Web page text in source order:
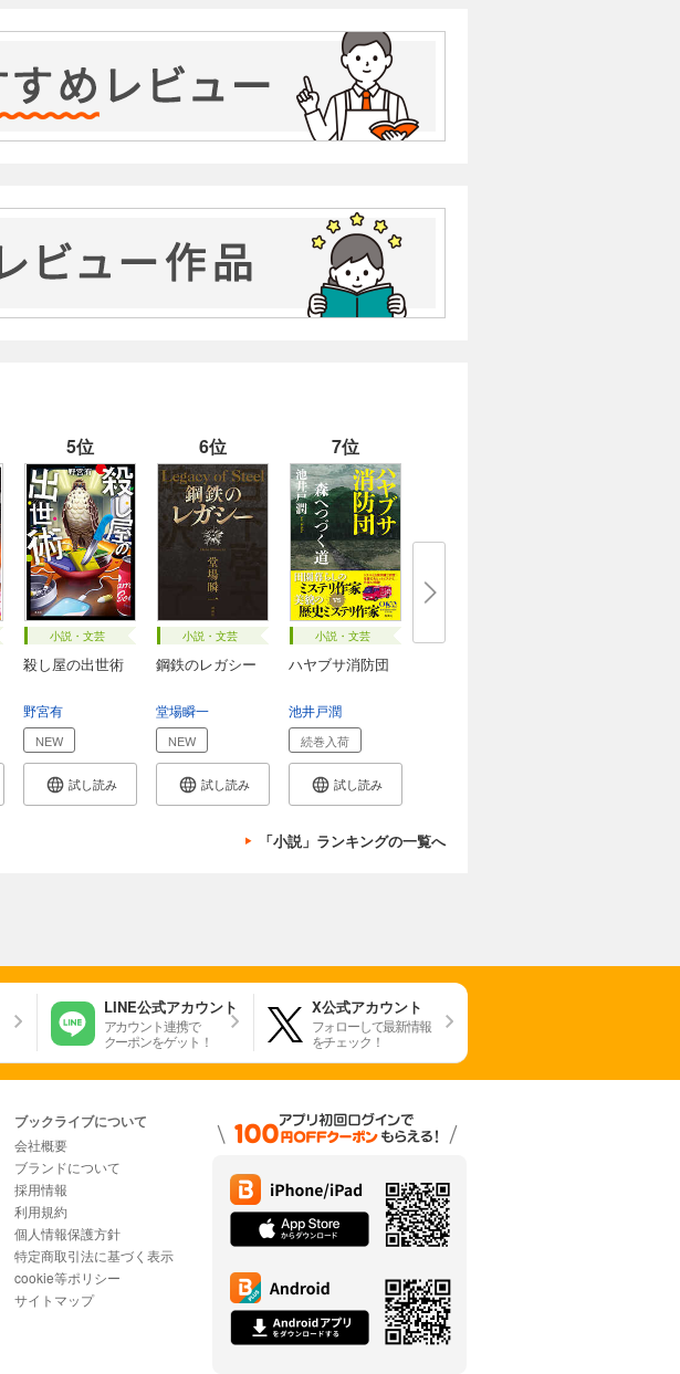
5位
小説・文芸
殺し屋の出世術
野宮有
NEW
試し読み
6位
小説・文芸
鋼鉄のレガシー
堂場瞬一
NEW
試し読み
7位
小説・文芸
ハヤブサ消防団
池井戸潤
続巻入荷
試し読み
「小説」ランキングの一覧へ
LINE公式アカウント
アカウント連携で
クーポンをゲット！
X公式アカウント
フォローして最新情報
をチェック！
ブックライブについて
会社概要
ブランドについて
採用情報
利用規約
個人情報保護方針
特定商取引法に基づく表示
cookie等ポリシー
サイトマップ